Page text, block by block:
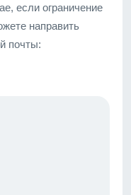
если ограничение
направить
почты: